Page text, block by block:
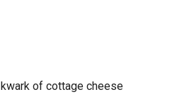
of cottage cheese